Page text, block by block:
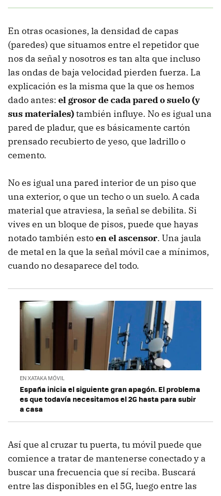
En otras ocasiones, la densidad de capas
(paredes) que situamos entre el repetidor que
nos da señal y nosotros es tan alta que incluso
las ondas de baja velocidad pierden fuerza. La
explicación es la misma que la que os hemos
dado antes: el grosor de cada pared o suelo (y
sus materiales)también influye. No es igual una
pared de pladur, que es básicamente cartón
prensado recubierto de yeso, que ladrillo o
cemento.
No es igual una pared interior de un piso que
una exterior, o que un techo o un suelo. A cada
material que atraviesa, la señal se debilita. Si
vives en un bloque de pisos, puede que hayas
notado también estoen el ascensor. Una jaula
de metal en la que la señal móvil cae a mínimos,
cuando no desaparece del todo.
EN XATAKA MÓVIL
España inicia el siguiente gran apagón. El problema
es que todavía necesitamos el 2G hasta para subir
a casa
Así que al cruzar tu puerta, tu móvil puede que
comience a tratar de mantenerse conectado y a
buscar una frecuencia que sí reciba. Buscará
entre las disponibles en el 5G, luego entre las